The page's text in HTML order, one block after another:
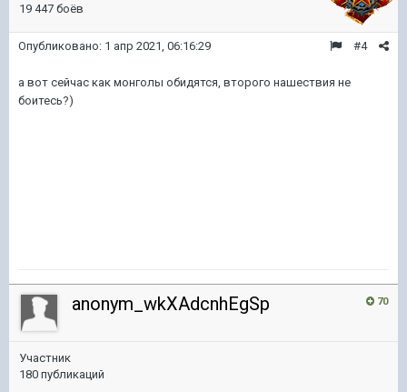
19 447 боёв
#4
Опубликовано: 1 апр 2021, 06:16:29
а вот сейчас как монголы обидятся, второго нашествия не
боитесь?)
70
anonym_wkXAdcnhEgSp
Участник
180 публикаций